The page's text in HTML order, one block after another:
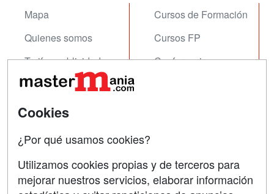
Mapa
Quienes somos
Tarifas publicidad
Acceso Usuarios
Acceso Centros
Cursos de Formación
Cursos FP
Conferencias
Contactar
Confidencialidad
Cookies
¿Por qué usamos cookies?
Utilizamos cookies propias y de terceros para
mejorar nuestros servicios, elaborar información